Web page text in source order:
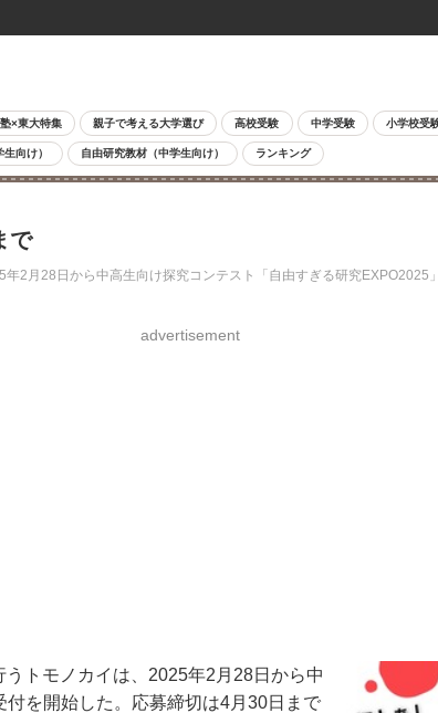
×東大特集 親子で考える大学選び 高校受験 中学受験 小学校受
向け） 自由研究教材（中学生向け） ランキング
で
2月28日から中高生向け探究コンテスト「自由すぎる研究
advertisement
トモノカイは、2025年2月28日から中
を開始した。応募締切は4月30日まで